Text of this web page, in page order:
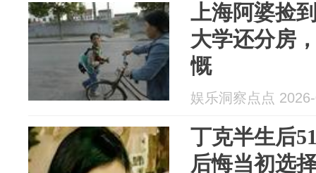
上海阿婆捡
大学还分房
慨
娱乐洞察点点
丁克半生后
后悔当初选